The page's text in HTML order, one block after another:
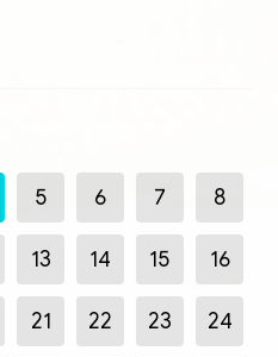
5 6 7 8
13 14 15 16
21 22 23 24